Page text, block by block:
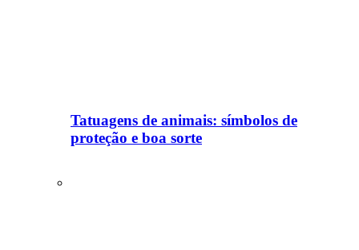
Tatuagens de animais: símbolos de
proteção e boa sorte